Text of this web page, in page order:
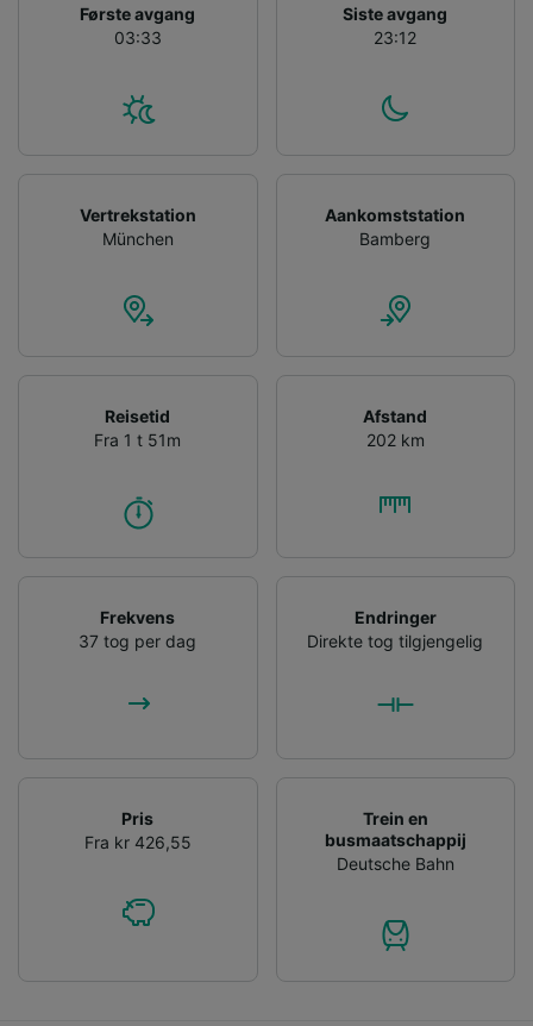
Første avgang
03:33
Siste avgang
23:12
Vertrekstation
München
Aankomststation
Bamberg
Reisetid
Fra 1 t 51m
Afstand
202 km
Frekvens
37 tog per dag
Endringer
Direkte tog tilgjengelig
Pris
Fra kr 426,55
Trein en
busmaatschappij
Deutsche Bahn
and/or access information on a device.
Personalised advertising and content,
List of Partners